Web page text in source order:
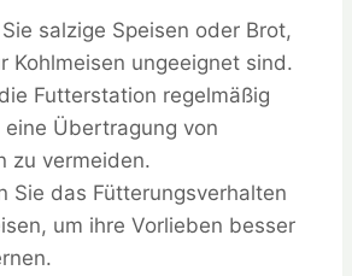
salzige Speisen oder Brot,
Kohlmeisen ungeeignet sind.
Futterstation regelmäßig
eine Übertragung von
zu vermeiden.
Sie das Fütterungsverhalten
um ihre Vorlieben besser